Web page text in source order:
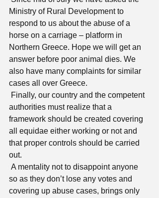
Ministry of Rural Development to
respond to us about the abuse of a
horse on a carriage – platform in
Northern Greece. Hope we will get an
answer before poor animal dies. We
also have many complaints for similar
cases all over Greece.
authorities must realize that a
framework should be created covering
all equidae either working or not and
that proper controls should be carried
out.
so as they don’t lose any votes and
covering up abuse cases, brings only